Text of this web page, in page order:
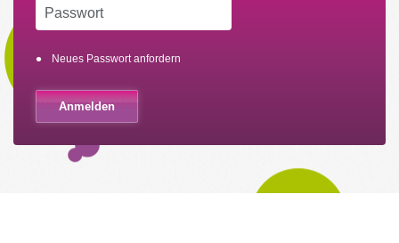
Neues Passwort anfordern